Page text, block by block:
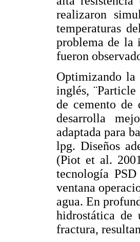
realizaron
temperaturas
problema de la
fueron
Optimizando
inglés,
de cemento de
desarrolla
adaptada para
lpg. Diseños
(Piot et al.
tecnología
ventana
agua. En
hidrostática de
fractura,